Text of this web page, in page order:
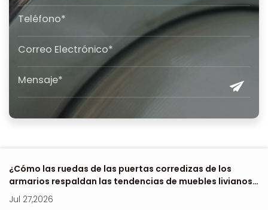
¿Cómo las ruedas de las puertas corredizas de los
armarios respaldan las tendencias de muebles livianos
en 2026?
Jul 27,2026